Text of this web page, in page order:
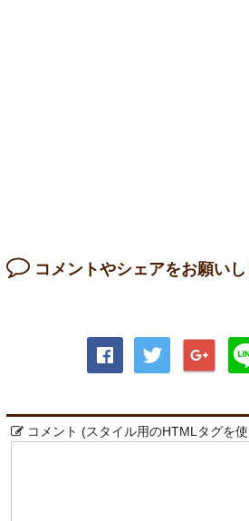
コメントやシェアをお願いし
コメント (スタイル用のHTMLタグを